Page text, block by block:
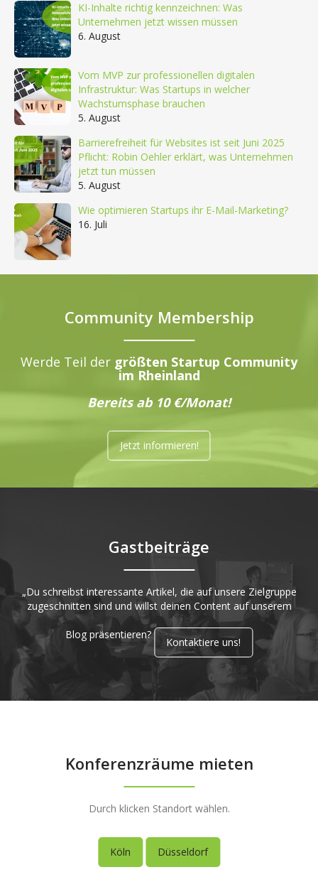
KI-Inhalte richtig kennzeichnen: Was
Unternehmen jetzt wissen müssen
6. August
Vom MVP zur professionellen digitalen
Infrastruktur: Was Startups in welcher
Wachstumsphase brauchen
5. August
Barrierefreiheit für Websites ist seit Juni 2025
Pflicht: Robin Oehler erklärt, was Unternehmen
jetzt tun müssen
5. August
Wie optimieren Startups ihr E-Mail-Marketing?
16. Juli
Community Membership
Werde Teil der größten Startup Community
im Rheinland
Bereits ab 10 €/Monat!
Jetzt informieren!
Gastbeiträge
„Du schreibst interessante Artikel, die auf unsere Zielgruppe
zugeschnitten sind und willst deinen Content auf unserem
Blog präsentieren?
Kontaktiere uns!
Konferenzräume mieten
Durch klicken Standort wählen.
Köln Düsseldorf